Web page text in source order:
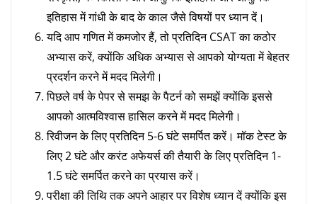
इतिहास में गांधी के बाद के काल जैसे विषयों पर ध्यान दें।
यदि आप गणित में कमजोर हैं, तो प्रतिदिन CSAT का कठोर
अभ्यास करें, क्योंकि अधिक अभ्यास से आपको योग्यता में बेहतर
प्रदर्शन करने में मदद मिलेगी।
पिछले वर्ष के पेपर से समझ के पैटर्न को समझें क्योंकि इससे
आपको आत्मविश्वास हासिल करने में मदद मिलेगी।
रिवीजन के लिए प्रतिदिन 5-6 घंटे समर्पित करें। मॉक टेस्ट के
लिए 2 घंटे और करंट अफेयर्स की तैयारी के लिए प्रतिदिन 1-
1.5 घंटे समर्पित करने का प्रयास करें।
परीक्षा की तिथि तक अपने आहार पर विशेष ध्यान दें क्योंकि इस